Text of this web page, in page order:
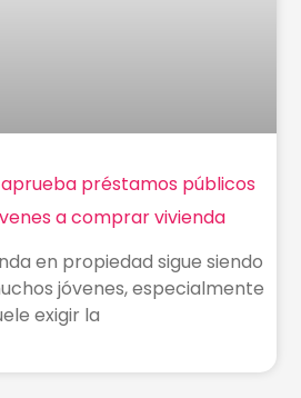
préstamos públicos
a comprar vivienda
en propiedad sigue siendo
jóvenes, especialmente
exigir la